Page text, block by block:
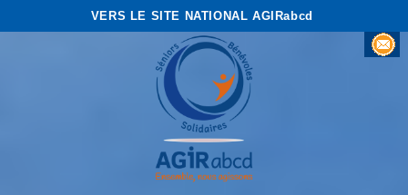
VERS LE SITE NATIONAL AGIRabcd